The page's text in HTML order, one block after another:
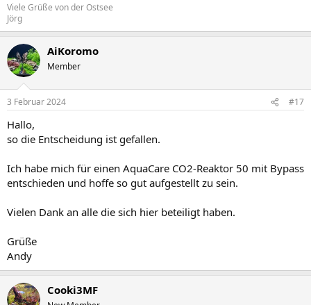
Viele Grüße von der Ostsee
Jörg
AiKoromo
Member
3 Februar 2024 #17
Hallo,
so die Entscheidung ist gefallen.
Ich habe mich für einen AquaCare CO2-Reaktor 50 mit Bypass
entschieden und hoffe so gut aufgestellt zu sein.
Vielen Dank an alle die sich hier beteiligt haben.
Grüße
Andy
Cooki3MF